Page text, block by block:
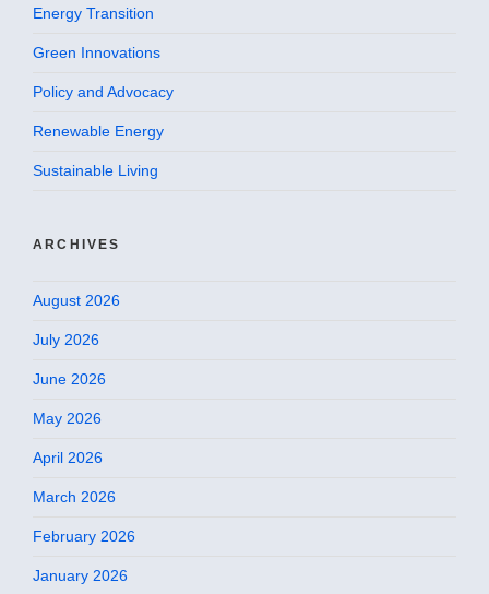
Energy Transition
Green Innovations
Policy and Advocacy
Renewable Energy
Sustainable Living
ARCHIVES
August 2026
July 2026
June 2026
May 2026
April 2026
March 2026
February 2026
January 2026